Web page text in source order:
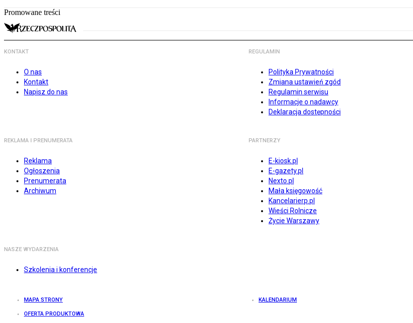
Promowane treści
KONTAKT
O nas
Kontakt
Napisz do nas
REGULAMIN
Polityka Prywatności
Zmiana ustawień zgód
Regulamin serwisu
Informacje o nadawcy
Deklaracja dostępności
REKLAMA I PRENUMERATA
Reklama
Ogłoszenia
Prenumerata
Archiwum
PARTNERZY
E-kiosk.pl
E-gazety.pl
Nexto.pl
Mała księgowość
Kancelarierp.pl
Wieści Rolnicze
Życie Warszawy
NASZE WYDARZENIA
Szkolenia i konferencje
MAPA STRONY KALENDARIUM
OFERTA PRODUKTOWA